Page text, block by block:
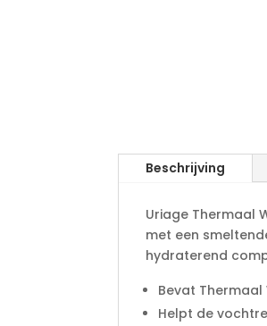
Beschrijving
Uriage Thermaal
met een
hydraterend
Bevat
Helpt de